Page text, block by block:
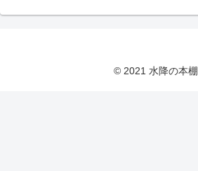
© 2021 水降の本棚.